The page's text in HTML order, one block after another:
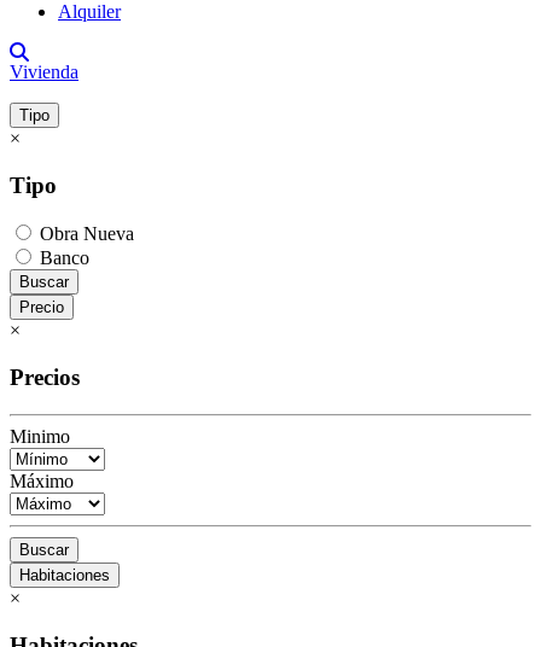
Alquiler
Vivienda
Tipo
×
Tipo
Obra Nueva
Banco
Buscar
Precio
×
Precios
Minimo
Máximo
Buscar
Habitaciones
×